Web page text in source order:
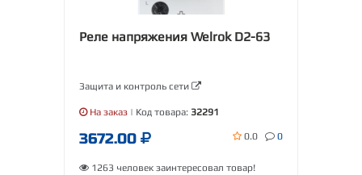
Реле напряжения Welrok D2-63
Защита и контроль сети
На заказ | Код товара: 32291
3672.00 0.0 0
1263 человек заинтересовал товар!